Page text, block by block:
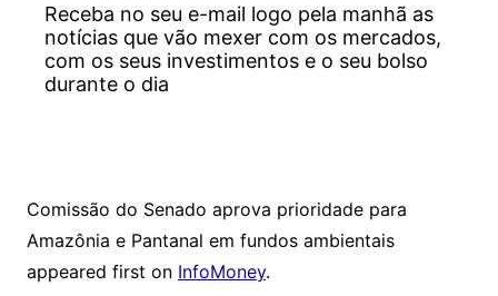
Receba no seu e-mail logo pela manhã as
notícias que vão mexer com os mercados,
com os seus investimentos e o seu bolso
durante o dia
Comissão do Senado aprova prioridade para
Amazônia e Pantanal em fundos ambientais
appeared first on InfoMoney.